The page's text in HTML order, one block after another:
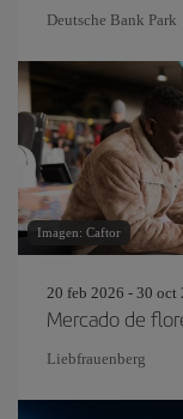
Deutsche Bank Park
Imagen: Caftor
20 feb 2026 - 30 oct
Mercado de
Liebfrauenberg